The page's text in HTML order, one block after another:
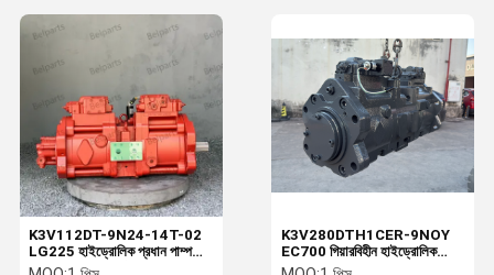
K3V112DT-9N24-14T-02
LG225 হাইড্রোলিক প্রধান পাম্প
নেতিবাচক নিয়ন্ত্রণ পিস্টন পাম্প সমাবেশ
K3V280DTH1CER-9NOY
EC700 গিয়ারবিহীন হাইড্রোলিক
প্রধান পাম্প 18T স্প্লিন